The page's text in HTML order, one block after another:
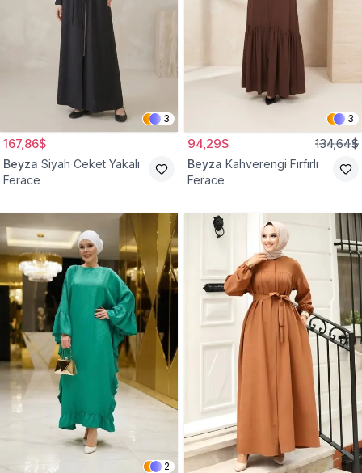
3
167,86$
Beyza Siyah Ceket Yakalı
Ferace
3
94,29$ 134,64$
Beyza Kahverengi Fırfırlı
Ferace
2